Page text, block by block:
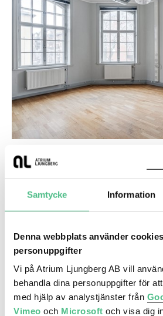
Samtycke Information
Denna webbplats använder
personuppgifter
Vi på Atrium Ljungberg AB vill
behandla dina personuppgifter för
med hjälp av analystjänster från
Vimeo och Microsoft och visa dig
Uppsala City
Storgatan 19 | 1400 Kvm